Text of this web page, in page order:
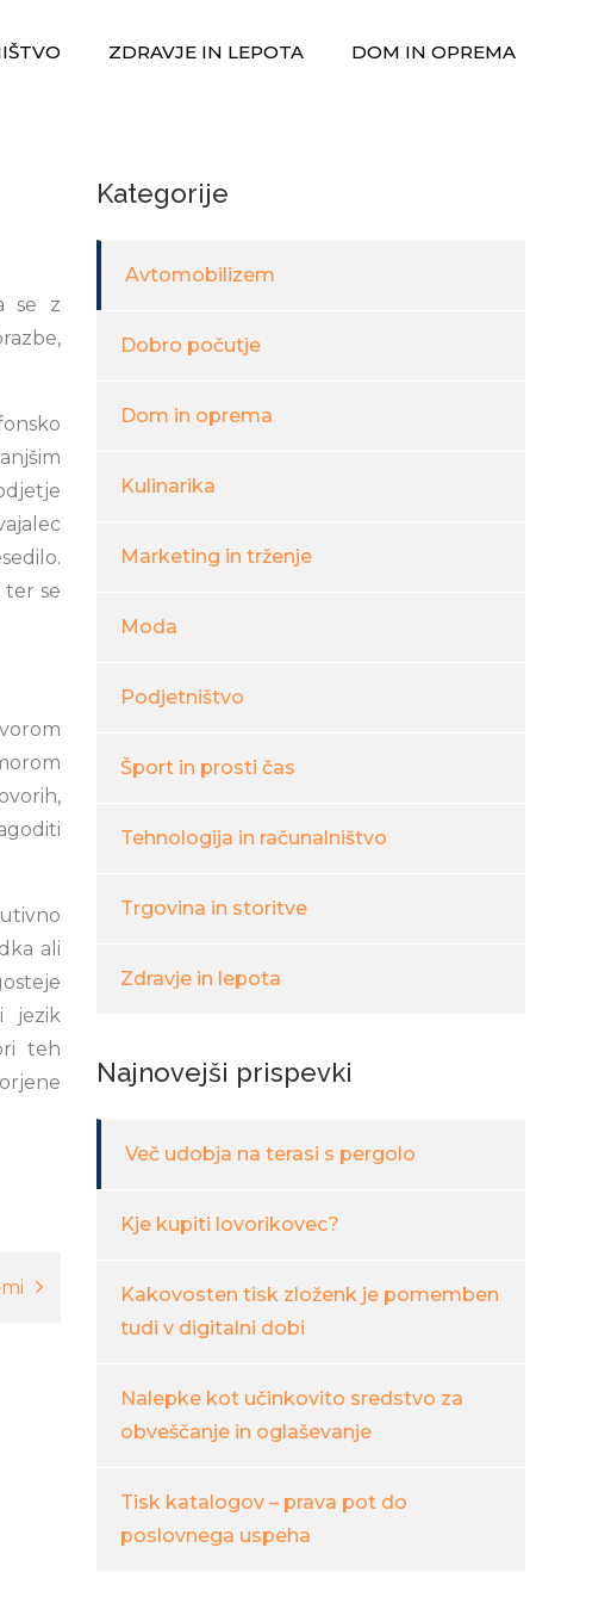
ZDRAVJE IN LEPOTA DOM IN OPREMA
se z
ter se
ali
jezik
teh
Kategorije
Avtomobilizem
Dobro počutje
Dom in oprema
Kulinarika
Marketing in trženje
Moda
Podjetništvo
Šport in prosti čas
Tehnologija in računalništvo
Trgovina in storitve
Zdravje in lepota
Najnovejši prispevki
Več udobja na terasi s pergolo
Kje kupiti lovorikovec?
Kakovosten tisk zloženk je pomemben
tudi v digitalni dobi
Nalepke kot učinkovito sredstvo za
obveščanje in oglaševanje
Tisk katalogov – prava pot do
poslovnega uspeha